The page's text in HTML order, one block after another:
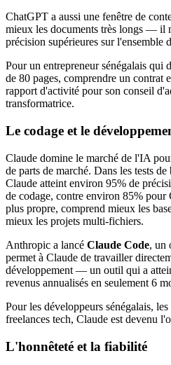
ChatGPT a aussi une fenêtre de
mieux les documents très longs — il
précision supérieures sur l'ensemble
Pour un entrepreneur sénégalais qui
de 80 pages, comprendre un contrat
rapport d'activité pour son conseil
transformatrice.
Le codage et le
Claude domine le marché de l'IA
de parts de marché. Dans les tests
Claude atteint environ 95% de
de codage, contre environ 85%
plus propre, comprend mieux les
mieux les projets multi-fichiers.
Anthropic a lancé Claude Code, un
permet à Claude de travailler
développement — un outil qui a
revenus annualisés en seulement 6
Pour les développeurs sénégalais,
freelances tech, Claude est devenu
L'honnêteté et la fiabilité